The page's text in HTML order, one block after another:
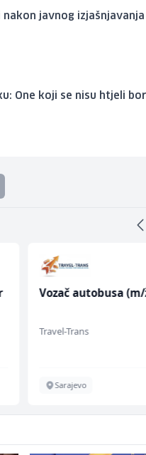
javnog izjašnjavanja
One koji se nisu htjeli
Vozač autobusa
Travel-Trans
Sarajevo